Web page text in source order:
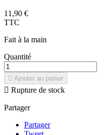
11,90 €
TTC
Fait à la main
Quantité
 Ajouter au panier
 Rupture de stock
Partager
Partager